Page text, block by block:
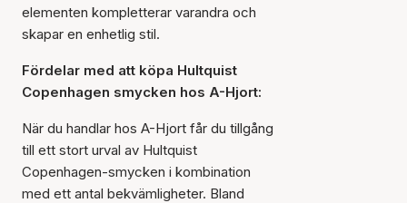
elementen kompletterar varandra och
skapar en enhetlig stil.
Fördelar med att köpa Hultquist
Copenhagen smycken hos A-Hjort:
När du handlar hos A-Hjort får du tillgång
till ett stort urval av Hultquist
Copenhagen-smycken i kombination
med ett antal bekvämligheter. Bland